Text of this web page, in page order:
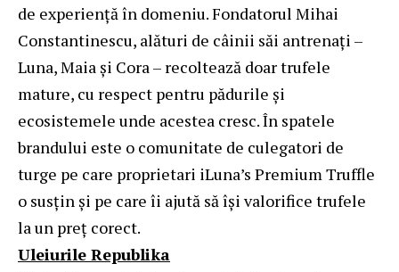
de experiență în domeniu. Fondatorul Mihai
Constantinescu, alături de câinii săi antrenați –
Luna, Maia și Cora – recoltează doar trufele
mature, cu respect pentru pădurile și
ecosistemele unde acestea cresc. În spatele
brandului este o comunitate de culegatori de
turge pe care proprietari iLuna’s Premium Truffle
o susțin și pe care îi ajută să își valorifice trufele
la un preț corect.
Uleiurile Republika